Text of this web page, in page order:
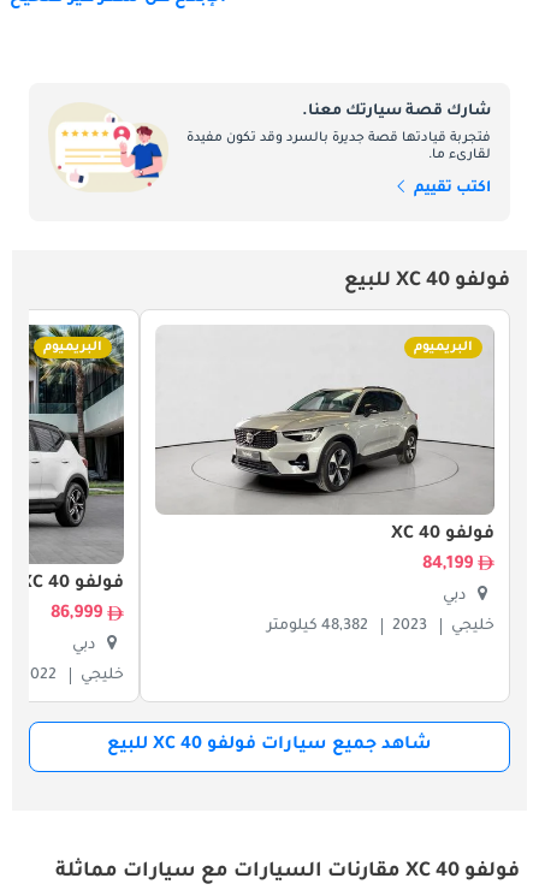
شارك قصة سيارتك معنا.
فتجربة قيادتها قصة جديرة بالسرد وقد تكون مفيدة
لقارىء ما.
اكتب تقييم
فولفو XC 40 للبيع
البريميوم
فولفو XC 40
84,199
دبي
خليجي
2023 48,382 كيلومتر
البريميوم
فولفو XC 40
86,999
دبي
خليجي
2022
شاهد جميع سيارات فولفو XC 40 للبيع
فولفو XC 40 مقارنات السيارات مع سيارات مماثلة